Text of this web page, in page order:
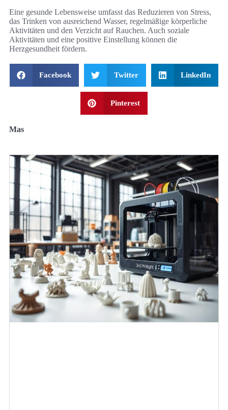
Eine gesunde Lebensweise umfasst das Reduzieren von Stress,
das Trinken von ausreichend Wasser, regelmäßige körperliche
Aktivitäten und den Verzicht auf Rauchen. Auch soziale
Aktivitäten und eine positive Einstellung können die
Herzgesundheit fördern.
Facebook Twitter LinkedIn
Pinterest
Mas